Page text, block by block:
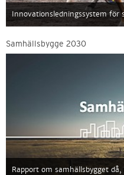
Innovationsledningssystem för
Samhällsbygge 2030
Rapport om samhällsbygget